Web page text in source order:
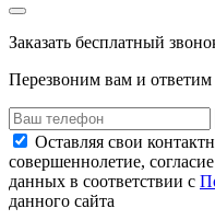
Заказать бесплатный
Перезвоним вам и
Оставляя свои
совершеннолетие,
данных в соответствии с
данного сайта